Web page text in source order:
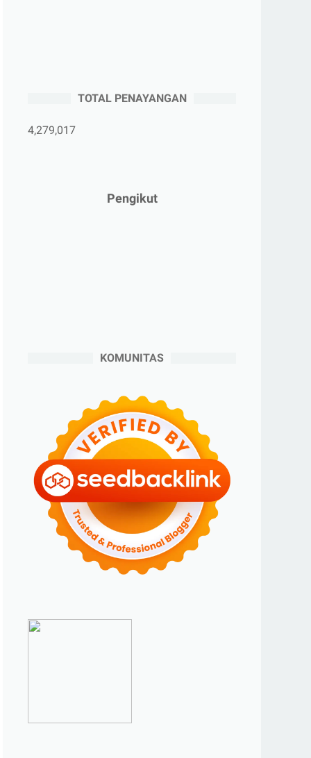
April 2025 (5)
►Maret 2025
(2)
Maret 2024(2)
►
Februari 2024(6)
►Januari 2024(2)
►2023(70)
►Desember 2023(5)
►November 2023
(6)
►Oktober 2023(6)
September 2023(4)
TOTAL PENAYANGAN
4,279,017
Pengikut
KOMUNITAS